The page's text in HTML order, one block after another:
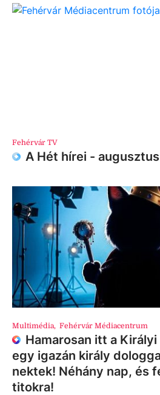
Fehérvár TV
A Hét hírei -
Multimédia, Fehérvár Médiacentrum
Hamarosan itt a
egy igazán király
nektek! Néhány nap, és
titokra!